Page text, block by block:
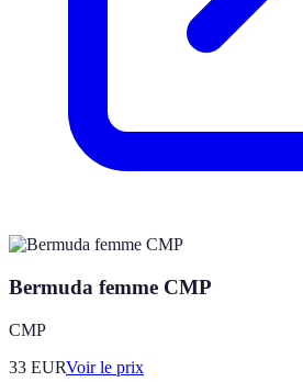
Bermuda femme CMP
CMP
33 EURVoir le prix